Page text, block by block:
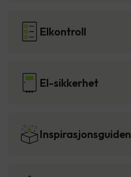
Elkontroll
El-sikkerhet
Inspirasjonsguiden